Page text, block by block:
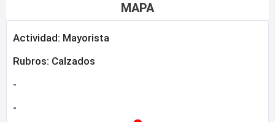
MAPA
Actividad: Mayorista
Rubros: Calzados
-
-